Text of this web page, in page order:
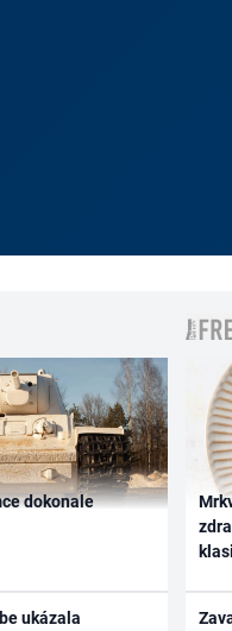
dokonale
ukázala